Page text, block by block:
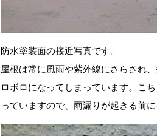
防水塗装面の接近写真です。
屋根は常に風雨や紫外線にさらされ
ロボロになってしまっています。こ
っていますので、雨漏りが起きる前